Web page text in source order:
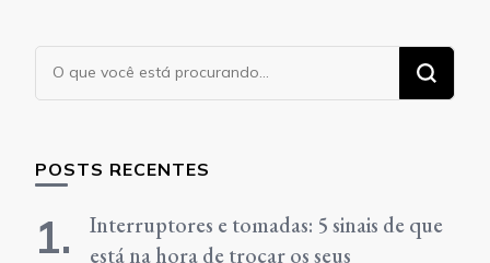
POSTS RECENTES
Interruptores e tomadas: 5 sinais de que
está na hora de trocar os seus